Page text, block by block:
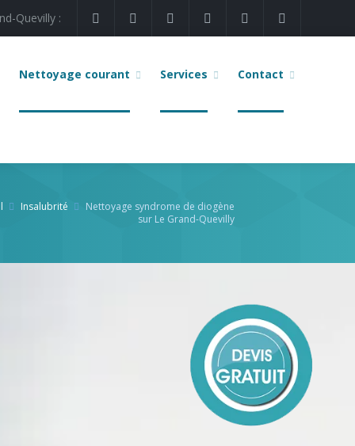
Quevilly :
Nettoyage courant Services Contact
Insalubrité
Nettoyage syndrome de diogène
sur Le Grand-Quevilly